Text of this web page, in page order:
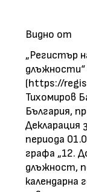
Видно от
„Регистър
(https://
Тихомиров
България,
Декларация
периода
графа „12.
длъжност,
календарна